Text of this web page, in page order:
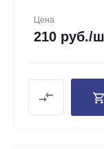
Цена
210 руб./